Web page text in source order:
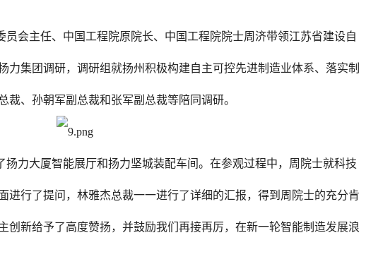
会主任、中国工程院原院长、中国工程院院士周济带领江苏省建设自
力集团调研，调研组就扬州积极构建自主可控先进制造业体系、落实制
、孙朝军副总裁和张军副总裁等陪同调研。
力大厦智能展厅和扬力坚城装配车间。在参观过程中，周院士就科技
进行了提问，林雅杰总裁一一进行了详细的汇报，得到周院士的充分肯
创新给予了高度赞扬，并鼓励我们再接再厉，在新一轮智能制造发展浪